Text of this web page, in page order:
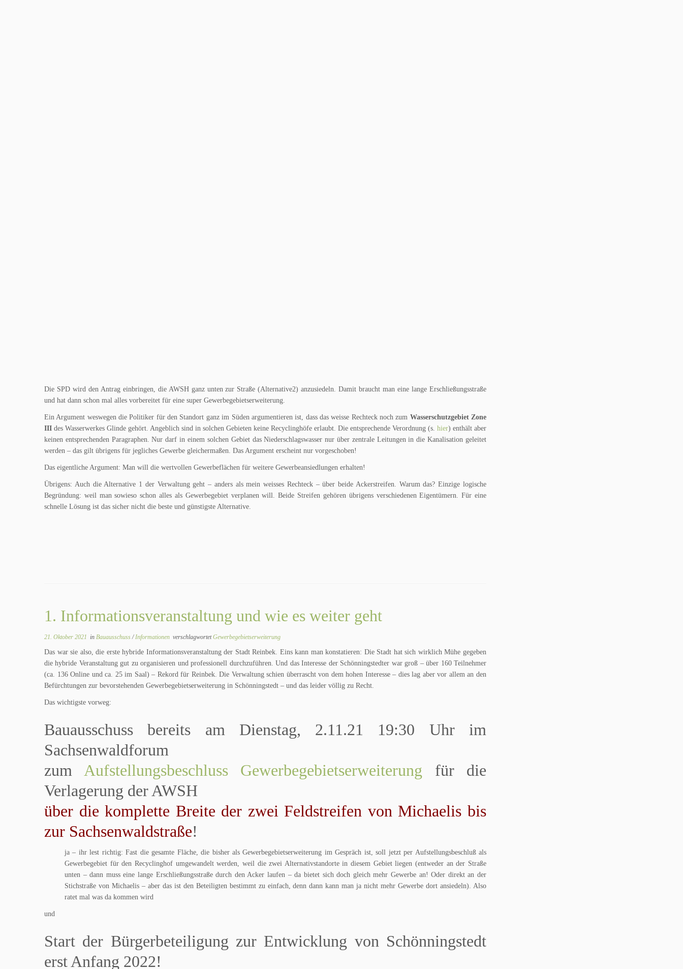
Die SPD wird den Antrag einbringen, die AWSH ganz unten zur Straße (Alternative2) anzusiedeln. Damit braucht man eine lange Erschließungsstraße
und hat dann schon mal alles vorbereitet für eine super Gewerbegebietserweiterung.
Ein Argument weswegen die Politiker für den Standort ganz im Süden argumentieren ist, dass das weisse Rechteck noch zum Wasserschutzgebiet Zone
III des Wasserwerkes Glinde gehört. Angeblich sind in solchen Gebieten keine Recyclinghöfe erlaubt. Die entsprechende Verordnung (s. hier) enthält aber
keinen entsprechenden Paragraphen. Nur darf in einem solchen Gebiet das Niederschlagswasser nur über zentrale Leitungen in die Kanalisation geleitet
werden – das gilt übrigens für jegliches Gewerbe gleichermaßen. Das Argument erscheint nur vorgeschoben!
Das eigentliche Argument: Man will die wertvollen Gewerbeflächen für weitere Gewerbeansiedlungen erhalten!
Übrigens: Auch die Alternative 1 der Verwaltung geht – anders als mein weisses Rechteck – über beide Ackerstreifen. Warum das? Einzige logische
Begründung: weil man sowieso schon alles als Gewerbegebiet verplanen will. Beide Streifen gehören übrigens verschiedenen Eigentümern. Für eine
schnelle Lösung ist das sicher nicht die beste und günstigste Alternative.
1. Informationsveranstaltung und wie es weiter geht
21. Oktober 2021 in Bauausschuss/Informationen verschlagwortetGewerbegebietserweiterung
Das war sie also, die erste hybride Informationsveranstaltung der Stadt Reinbek. Eins kann man konstatieren: Die Stadt hat sich wirklich Mühe gegeben
die hybride Veranstaltung gut zu organisieren und professionell durchzuführen. Und das Interesse der Schönningstedter war groß – über 160 Teilnehmer
(ca. 136 Online und ca. 25 im Saal) – Rekord für Reinbek. Die Verwaltung schien überrascht von dem hohen Interesse – dies lag aber vor allem an den
Befürchtungen zur bevorstehenden Gewerbegebietserweiterung in Schönningstedt – und das leider völlig zu Recht.
Das wichtigste vorweg:
Bauausschuss bereits am Dienstag, 2.11.21 19:30 Uhr im
Sachsenwaldforum
zum Aufstellungsbeschluss Gewerbegebietserweiterung für die
Verlagerung der AWSH
über die komplette Breite der zwei Feldstreifen von Michaelis bis
zur Sachsenwaldstraße!
ja – ihr lest richtig: Fast die gesamte Fläche, die bisher als Gewerbegebietserweiterung im Gespräch ist, soll jetzt per Aufstellungsbeschluß als
Gewerbegebiet für den Recyclinghof umgewandelt werden, weil die zwei Alternativstandorte in diesem Gebiet liegen (entweder an der Straße
unten – dann muss eine lange Erschließungsstraße durch den Acker laufen – da bietet sich doch gleich mehr Gewerbe an! Oder direkt an der
Stichstraße von Michaelis – aber das ist den Beteiligten bestimmt zu einfach, denn dann kann man ja nicht mehr Gewerbe dort ansiedeln). Also
ratet mal was da kommen wird
und
Start der Bürgerbeteiligung zur Entwicklung von Schönningstedt
erst Anfang 2022!